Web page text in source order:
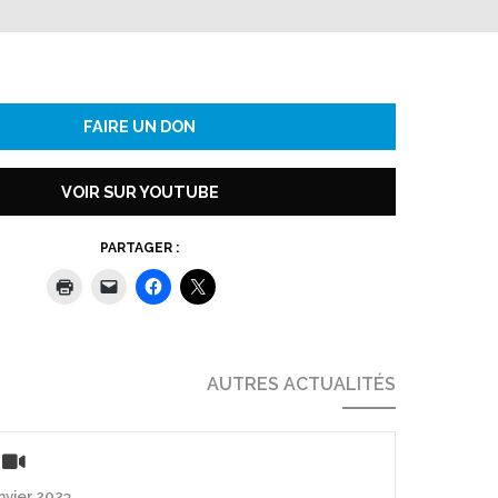
FAIRE UN DON
VOIR SUR YOUTUBE
PARTAGER :
AUTRES ACTUALITÉS